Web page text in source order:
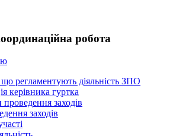
робота
регламентують діяльність ЗПО
керівника гуртка
заходів
заходів